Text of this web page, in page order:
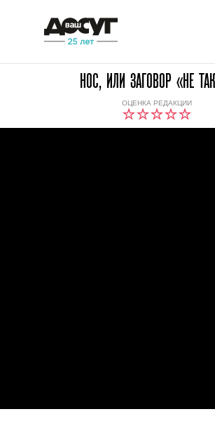
НОС, ИЛИ ЗАГОВОР «НЕ
ОЦЕНКА РЕДАКЦИИ